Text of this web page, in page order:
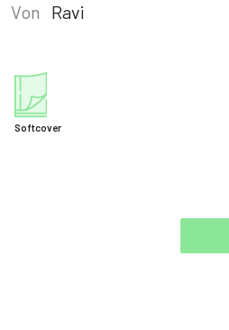
Von Ravi
Softcover